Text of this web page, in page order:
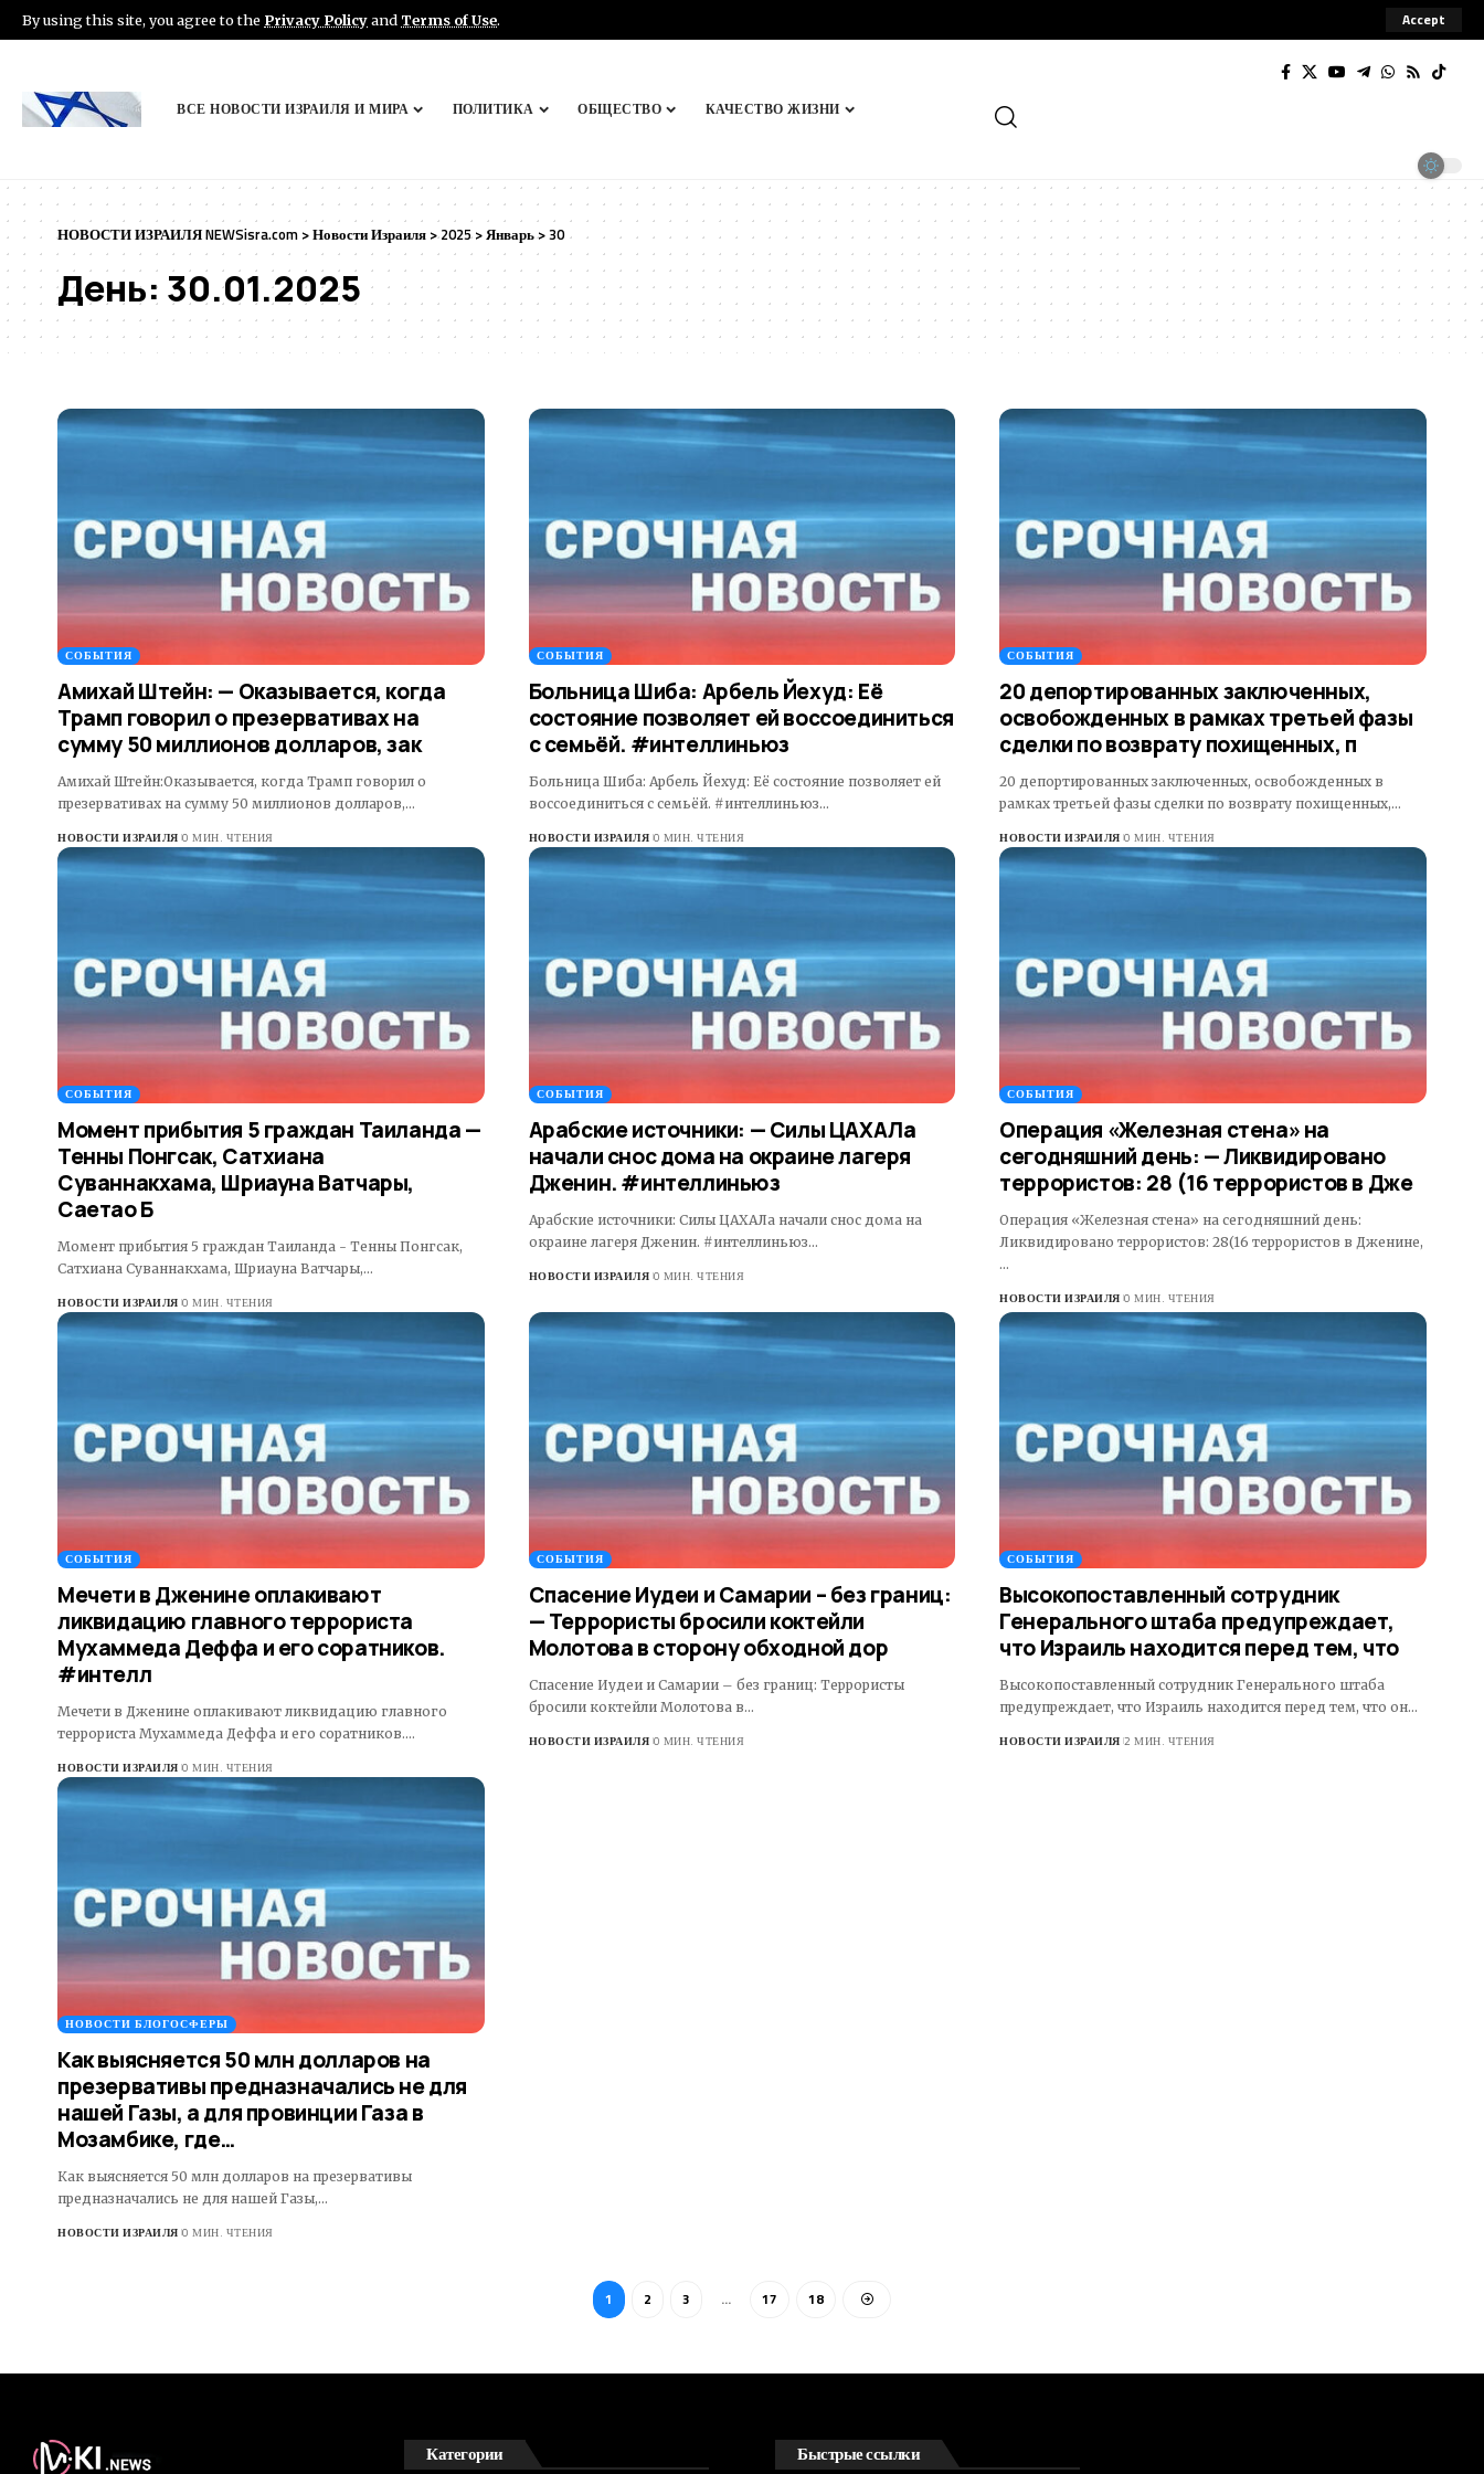
By using this site, you agree to the Privacy Policyand Terms of Use. Accept
ВСЕ НОВОСТИ ИЗРАИЛЯ И МИРА ПОЛИТИКА ОБЩЕСТВО КАЧЕСТВО ЖИЗНИ
НОВОСТИ ИЗРАИЛЯ NEWSisra.com >Новости Израиля >2025>Январь>30
День: 30.01.2025
СОБЫТИЯ
Амихай Штейн: — Оказывается, когда
Трамп говорил о презервативах на
сумму 50 миллионов долларов, зак
Амихай Штейн:Оказывается, когда Трамп говорил о
презервативах на сумму 50 миллионов долларов,…
НОВОСТИ ИЗРАИЛЯ 0 МИН. ЧТЕНИЯ
СОБЫТИЯ
Больница Шиба: Арбель Йехуд: Её
состояние позволяет ей воссоединиться
с семьёй. #интеллиньюз
Больница Шиба: Арбель Йехуд: Её состояние позволяет ей
воссоединиться с семьёй. #интеллиньюз…
НОВОСТИ ИЗРАИЛЯ 0 МИН. ЧТЕНИЯ
СОБЫТИЯ
20 депортированных заключенных,
освобожденных в рамках третьей фазы
сделки по возврату похищенных, п
20 депортированных заключенных, освобожденных в
рамках третьей фазы сделки по возврату похищенных,…
НОВОСТИ ИЗРАИЛЯ 0 МИН. ЧТЕНИЯ
СОБЫТИЯ
Момент прибытия 5 граждан Таиланда —
Тенны Понгсак, Сатхиана
Суваннакхама, Шриауна Ватчары,
Саетао Б
Момент прибытия 5 граждан Таиланда - Тенны Понгсак,
Сатхиана Суваннакхама, Шриауна Ватчары,…
НОВОСТИ ИЗРАИЛЯ 0 МИН. ЧТЕНИЯ
СОБЫТИЯ
Арабские источники: — Силы ЦАХАЛа
начали снос дома на окраине лагеря
Дженин. #интеллиньюз
Арабские источники: Силы ЦАХАЛа начали снос дома на
окраине лагеря Дженин. #интеллиньюз…
НОВОСТИ ИЗРАИЛЯ 0 МИН. ЧТЕНИЯ
СОБЫТИЯ
Операция «Железная стена» на
сегодняшний день: — Ликвидировано
террористов: 28 (16 террористов в Дже
Операция «Железная стена» на сегодняшний день:
Ликвидировано террористов: 28(16 террористов в Дженине,
…
НОВОСТИ ИЗРАИЛЯ 0 МИН. ЧТЕНИЯ
СОБЫТИЯ
Мечети в Дженине оплакивают
ликвидацию главного террориста
Мухаммеда Деффа и его соратников.
#интелл
Мечети в Дженине оплакивают ликвидацию главного
террориста Мухаммеда Деффа и его соратников.…
НОВОСТИ ИЗРАИЛЯ 0 МИН. ЧТЕНИЯ
СОБЫТИЯ
Спасение Иудеи и Самарии – без границ:
— Террористы бросили коктейли
Молотова в сторону обходной дор
Спасение Иудеи и Самарии – без границ: Террористы
бросили коктейли Молотова в…
НОВОСТИ ИЗРАИЛЯ 0 МИН. ЧТЕНИЯ
СОБЫТИЯ
Высокопоставленный сотрудник
Генерального штаба предупреждает,
что Израиль находится перед тем, что
Высокопоставленный сотрудник Генерального штаба
предупреждает, что Израиль находится перед тем, что он…
НОВОСТИ ИЗРАИЛЯ 2 МИН. ЧТЕНИЯ
НОВОСТИ БЛОГОСФЕРЫ
Как выясняется 50 млн долларов на
презервативы предназначались не для
нашей Газы, а для провинции Газа в
Мозамбике, где…
Как выясняется 50 млн долларов на презервативы
предназначались не для нашей Газы,…
НОВОСТИ ИЗРАИЛЯ 0 МИН. ЧТЕНИЯ
1 2 3 … 17 18
Категории Быстрые ссылки